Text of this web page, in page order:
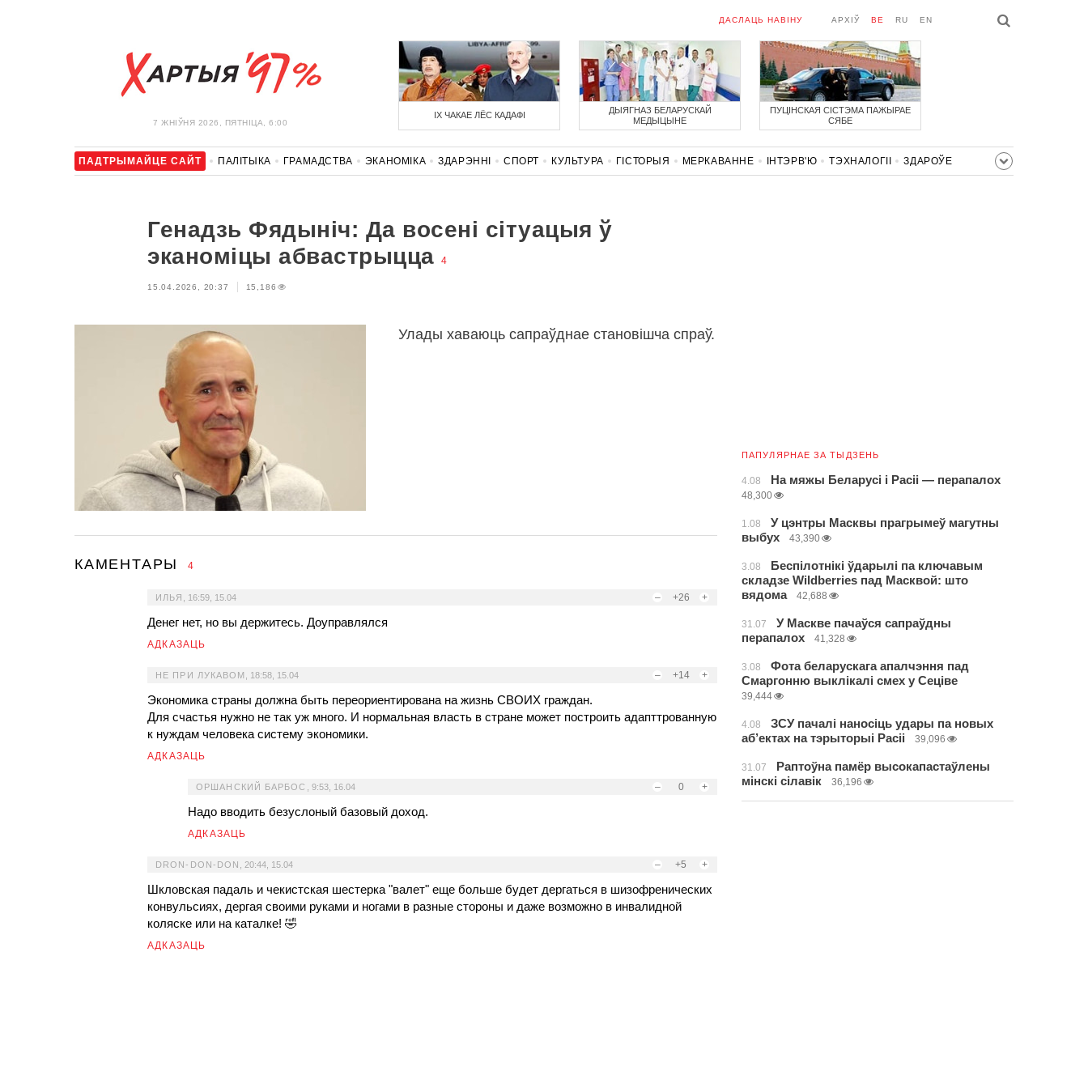
7 ЖНIЎНЯ 2026, ПЯТНІЦА, 6:00
ДАСЛАЦЬ НАВІНУ АРХІЎ BE RU EN
ІХ ЧАКАЕ ЛЁС КАДАФІ
ДЫЯГНАЗ БЕЛАРУСКАЙ
МЕДЫЦЫНЕ
ПУЦІНСКАЯ СІСТЭМА ПАЖЫРАЕ
СЯБЕ
ПАДТРЫМАЙЦЕ САЙТ ПАЛІТЫКА ГРАМАДСТВА ЭКАНОМІКА ЗДАРЭННI СПОРТ КУЛЬТУРА ГІСТОРЫЯ МЕРКАВАННЕ ІНТЭРВ'Ю ТЭХНАЛОГІІ
ЗДАРОЎЕ
Генадзь Фядыніч: Да восені сітуацыя ў
эканоміцы абвастрыцца
4
15.04.2026, 20:37 15,186
Улады хаваюць сапраўднае становішча спраў.
КАМЕНТАРЫ 4
– +26 +
ИЛЬЯ 16:59, 15.04
Денег нет, но вы держитесь. Доуправлялся
АДКАЗАЦЬ
– +14 +
НЕ ПРИ ЛУКАВОМ 18:58, 15.04
Экономика страны должна быть переориентирована на жизнь СВОИХ граждан.
Для счастья нужно не так уж много. И нормальная власть в стране может построить адапттрованную
к нуждам человека систему экономики.
АДКАЗАЦЬ
– 0 +
ОРШАНСКИЙ БАРБОС 9:53, 16.04
Надо вводить безуслоный базовый доход.
АДКАЗАЦЬ
– +5 +
DRON-DON-DON 20:44, 15.04
Шкловская падаль и чекистская шестерка "валет" еще больше будет дергаться в шизофренических
конвульсиях, дергая своими руками и ногами в разные стороны и даже возможно в инвалидной
коляске или на каталке! 🤣
АДКАЗАЦЬ
ПАПУЛЯРНАЕ ЗА ТЫДЗЕНЬ
4.08 На мяжы Беларусі і Расіі — перапалох
48,300
1.08
У цэнтры Масквы прагрымеў магутны
выбух
43,390
3.08
Беспілотнікі ўдарылі па ключавым
складзе Wildberries пад Масквой: што
вядома
42,688
31.07
У Маскве пачаўся сапраўдны
перапалох
41,328
3.08
Фота беларускага апалчэння пад
Смаргонню выклікалі смех у Сеціве
39,444
4.08
ЗСУ пачалі наносіць удары па новых
аб’ектах на тэрыторыі Расіі
39,096
31.07
Раптоўна памёр высокапастаўлены
мінскі сілавік
36,196